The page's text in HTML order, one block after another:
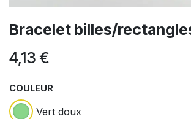
Bracelet billes/
4,13 €
COULEUR
Vert doux